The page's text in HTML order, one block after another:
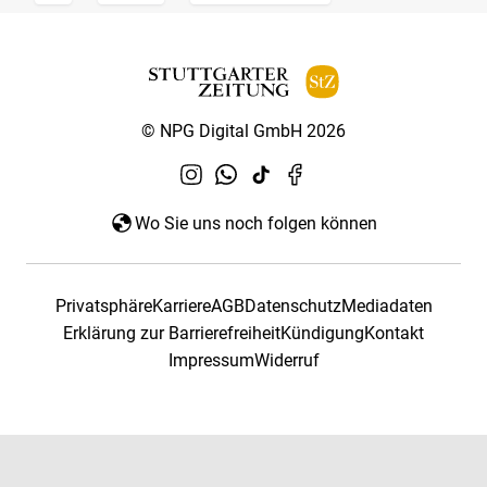
© NPG Digital GmbH 2026
Wo Sie uns noch folgen können
PrivatsphäreKarriereAGBDatenschutzMediadaten
Erklärung zur BarrierefreiheitKündigungKontakt
ImpressumWiderruf